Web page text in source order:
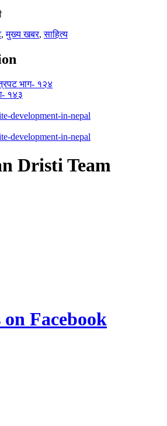
,मुख्य खबर,साहित्य
भाग- १२४
१४३
Dristi Team
Facebook